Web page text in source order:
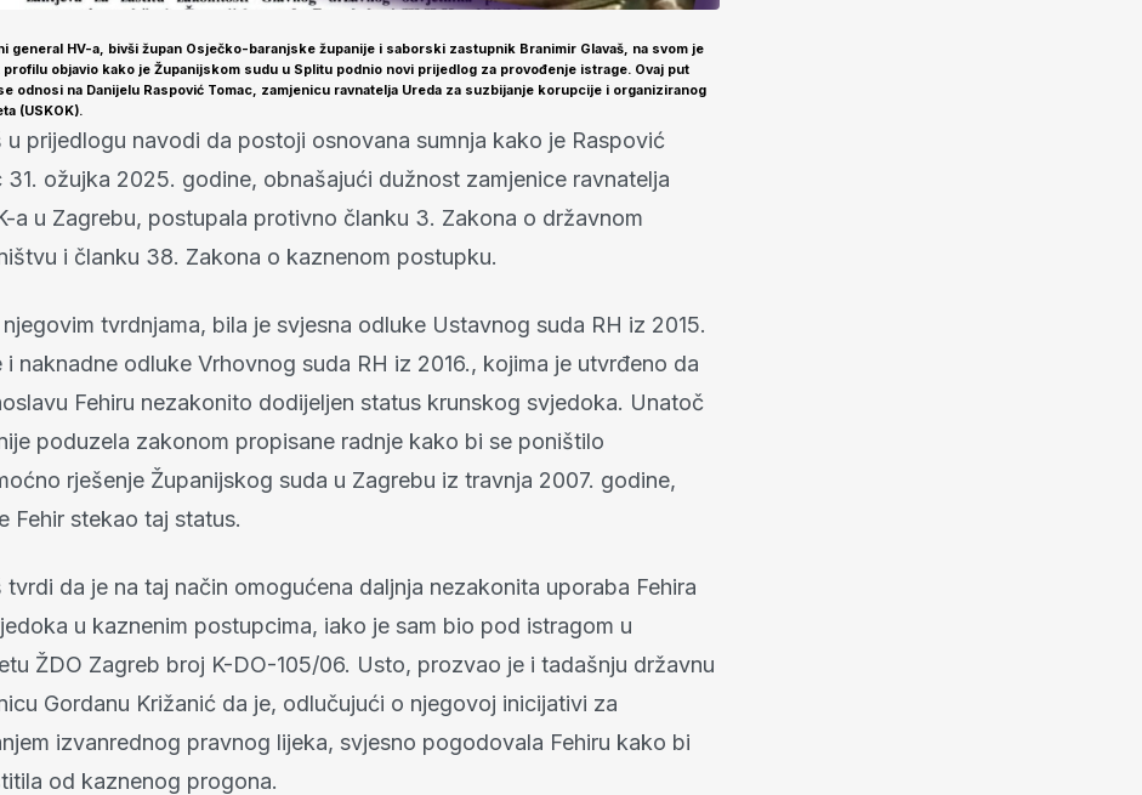
general HV-a, bivši župan Osječko-baranjske županije i saborski zastupnik Branimir Glavaš, na svom je
profilu objavio kako je Županijskom sudu u Splitu podnio novi prijedlog za provođenje istrage. Ovaj put
odnosi na Danijelu Raspović Tomac, zamjenicu ravnatelja Ureda za suzbijanje korupcije i organiziranog
(USKOK).
u prijedlogu navodi da postoji osnovana sumnja kako je Raspović
31. ožujka 2025. godine, obnašajući dužnost zamjenice ravnatelja
a u Zagrebu, postupala protivno članku 3. Zakona o državnom
i članku 38. Zakona o kaznenom postupku.
njegovim tvrdnjama, bila je svjesna odluke Ustavnog suda RH iz 2015.
i naknadne odluke Vrhovnog suda RH iz 2016., kojima je utvrđeno da
Fehiru nezakonito dodijeljen status krunskog svjedoka. Unatoč
poduzela zakonom propisane radnje kako bi se poništilo
rješenje Županijskog suda u Zagrebu iz travnja 2007. godine,
Fehir stekao taj status.
tvrdi da je na taj način omogućena daljnja nezakonita uporaba Fehira
u kaznenim postupcima, iako je sam bio pod istragom u
ŽDO Zagreb broj K-DO-105/06. Usto, prozvao je i tadašnju državnu
Gordanu Križanić da je, odlučujući o njegovoj inicijativi za
izvanrednog pravnog lijeka, svjesno pogodovala Fehiru kako bi
od kaznenog progona.